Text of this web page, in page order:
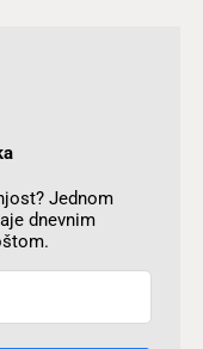
Jednom
dnevnim